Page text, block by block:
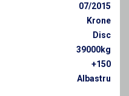
07/2015
Krone
Disc
39000kg
+150
Albastru